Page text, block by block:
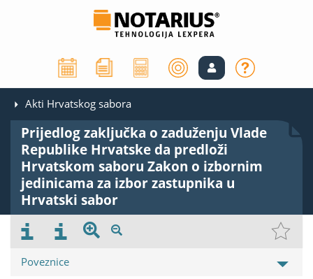
Akti Hrvatskog sabora
Prijedlog zaključka o zaduženju Vlade
Republike Hrvatske da predloži
Hrvatskom saboru Zakon o izbornim
jedinicama za izbor zastupnika u
Hrvatski sabor
Poveznice